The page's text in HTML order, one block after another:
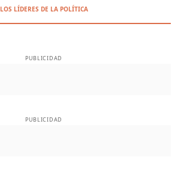
LOS LÍDERES DE LA POLÍTICA
PUBLICIDAD
PUBLICIDAD